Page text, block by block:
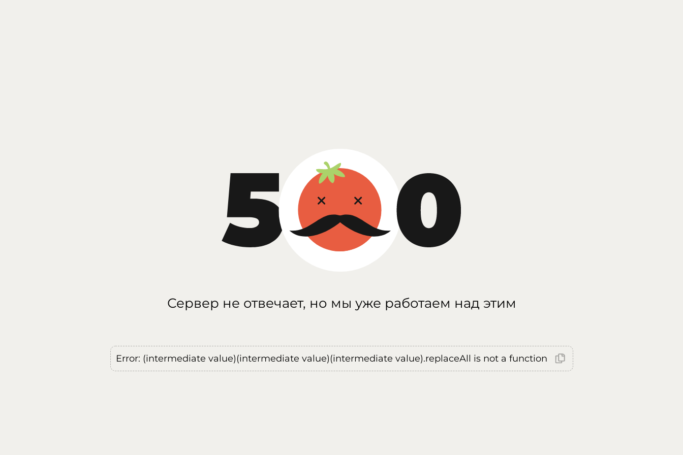
Сервер не отвечает, но мы уже работаем над этим
Error: (intermediate value)(intermediate value)(intermediate value).replaceAll is not a function